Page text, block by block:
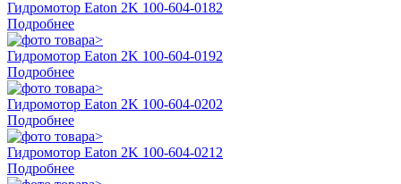
Гидромотор Eaton 2K 100-604-0182
Подробнее
Гидромотор Eaton 2K 100-604-0192
Подробнее
Гидромотор Eaton 2K 100-604-0202
Подробнее
Гидромотор Eaton 2K 100-604-0212
Подробнее